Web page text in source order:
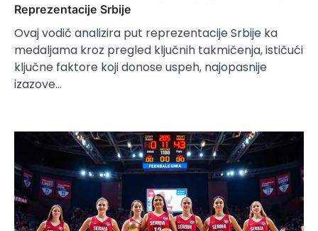
Reprezentacije Srbije
Ovaj vodič analizira put reprezentacije Srbije ka
medaljama kroz pregled ključnih takmičenja, ističući
ključne faktore koji donose uspeh, najopasnije
izazove…